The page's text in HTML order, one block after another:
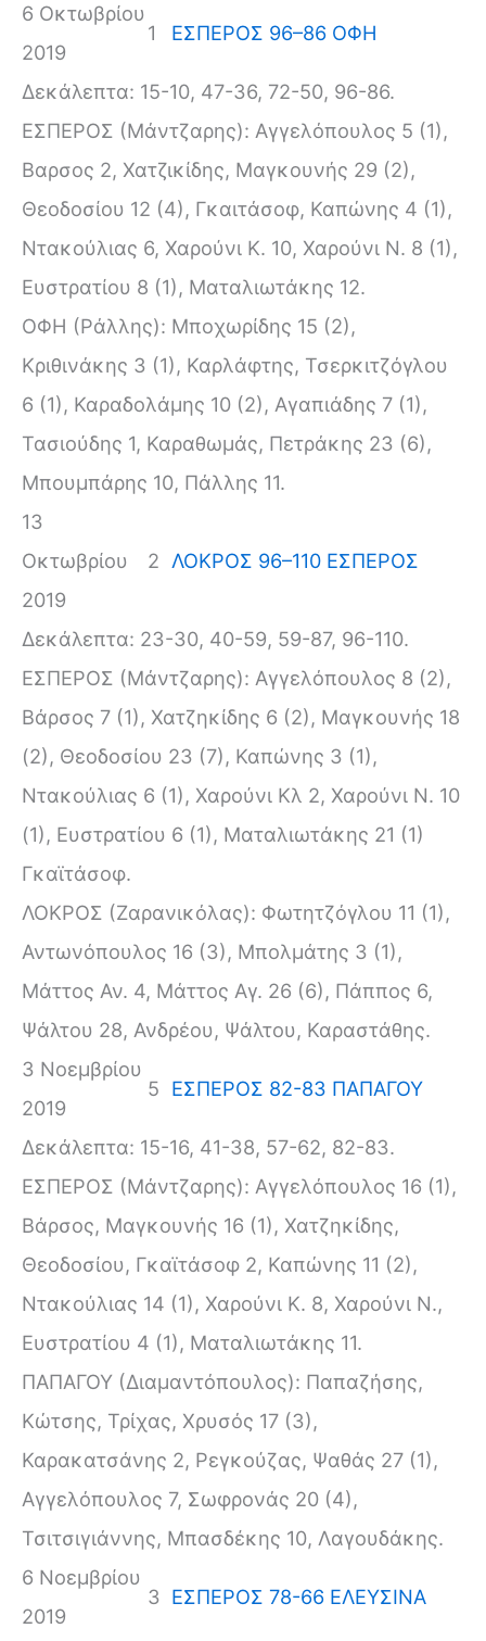
6 Οκτωβρίου
2019
1 ΕΣΠΕΡΟΣ 96–86 ΟΦΗ
Δεκάλεπτα: 15-10, 47-36, 72-50, 96-86.
ΕΣΠΕΡΟΣ (Μάντζαρης): Αγγελόπουλος 5 (1),
Βαρσος 2, Χατζικίδης, Μαγκουνής 29 (2),
Θεοδοσίου 12 (4), Γκαιτάσοφ, Καπώνης 4 (1),
Ντακούλιας 6, Χαρούνι Κ. 10, Χαρούνι Ν. 8 (1),
Ευστρατίου 8 (1), Ματαλιωτάκης 12.
ΟΦΗ (Ράλλης): Μποχωρίδης 15 (2),
Κριθινάκης 3 (1), Καρλάφτης, Τσερκιτζόγλου
6 (1), Καραδολάμης 10 (2), Αγαπιάδης 7 (1),
Τασιούδης 1, Καραθωμάς, Πετράκης 23 (6),
Μπουμπάρης 10, Πάλλης 11.
13
Οκτωβρίου
2019
2 ΛΟΚΡΟΣ 96–110 ΕΣΠΕΡΟΣ
Δεκάλεπτα: 23-30, 40-59, 59-87, 96-110.
ΕΣΠΕΡΟΣ (Μάντζαρης): Αγγελόπουλος 8 (2),
Βάρσος 7 (1), Χατζηκίδης 6 (2), Μαγκουνής 18
(2), Θεοδοσίου 23 (7), Καπώνης 3 (1),
Ντακούλιας 6 (1), Χαρούνι Κλ 2, Χαρούνι Ν. 10
(1), Ευστρατίου 6 (1), Ματαλιωτάκης 21 (1)
Γκαϊτάσοφ.
ΛΟΚΡΟΣ (Ζαρανικόλας): Φωτητζόγλου 11 (1),
Αντωνόπουλος 16 (3), Μπολμάτης 3 (1),
Μάττος Αν. 4, Μάττος Αγ. 26 (6), Πάππος 6,
Ψάλτου 28, Ανδρέου, Ψάλτου, Καραστάθης.
3 Νοεμβρίου
2019
5 ΕΣΠΕΡΟΣ 82-83 ΠΑΠΑΓΟΥ
Δεκάλεπτα: 15-16, 41-38, 57-62, 82-83.
ΕΣΠΕΡΟΣ (Μάντζαρης): Αγγελόπουλος 16 (1),
Βάρσος, Μαγκουνής 16 (1), Χατζηκίδης,
Θεοδοσίου, Γκαϊτάσοφ 2, Καπώνης 11 (2),
Ντακούλιας 14 (1), Χαρούνι Κ. 8, Χαρούνι Ν.,
Ευστρατίου 4 (1), Ματαλιωτάκης 11.
ΠΑΠΑΓΟΥ (Διαμαντόπουλος): Παπαζήσης,
Κώτσης, Τρίχας, Χρυσός 17 (3),
Καρακατσάνης 2, Ρεγκούζας, Ψαθάς 27 (1),
Αγγελόπουλος 7, Σωφρονάς 20 (4),
Τσιτσιγιάννης, Μπασδέκης 10, Λαγουδάκης.
6 Νοεμβρίου
2019
3 ΕΣΠΕΡΟΣ 78-66 ΕΛΕΥΣΙΝΑ